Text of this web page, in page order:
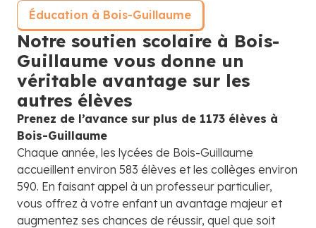
Éducation à Bois-Guillaume
Notre soutien scolaire à Bois-
Guillaume vous donne un
véritable avantage sur les
autres élèves
Prenez de l’avance sur plus de 1173 élèves à
Bois-Guillaume
Chaque année, les lycées de Bois-Guillaume
accueillent environ 583 élèves et les collèges environ
590. En faisant appel à un professeur particulier,
vous offrez à votre enfant un avantage majeur et
augmentez ses chances de réussir, quel que soit